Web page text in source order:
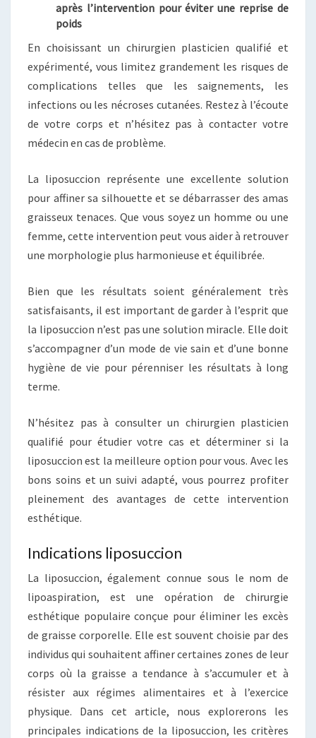
après l’intervention pour éviter une reprise de
poids
En choisissant un chirurgien plasticien qualifié et
expérimenté, vous limitez grandement les risques de
complications telles que les saignements, les
infections ou les nécroses cutanées. Restez à l’écoute
de votre corps et n’hésitez pas à contacter votre
médecin en cas de problème.
La liposuccion représente une excellente solution
pour affiner sa silhouette et se débarrasser des amas
graisseux tenaces. Que vous soyez un homme ou une
femme, cette intervention peut vous aider à retrouver
une morphologie plus harmonieuse et équilibrée.
Bien que les résultats soient généralement très
satisfaisants, il est important de garder à l’esprit que
la liposuccion n’est pas une solution miracle. Elle doit
s’accompagner d’un mode de vie sain et d’une bonne
hygiène de vie pour pérenniser les résultats à long
terme.
N’hésitez pas à consulter un chirurgien plasticien
qualifié pour étudier votre cas et déterminer si la
liposuccion est la meilleure option pour vous. Avec les
bons soins et un suivi adapté, vous pourrez profiter
pleinement des avantages de cette intervention
esthétique.
Indications liposuccion
La liposuccion, également connue sous le nom de
lipoaspiration, est une opération de chirurgie
esthétique populaire conçue pour éliminer les excès
de graisse corporelle. Elle est souvent choisie par des
individus qui souhaitent affiner certaines zones de leur
corps où la graisse a tendance à s’accumuler et à
résister aux régimes alimentaires et à l’exercice
physique. Dans cet article, nous explorerons les
principales indications de la liposuccion, les critères